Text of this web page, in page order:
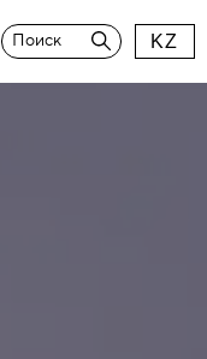
Поиск KZ